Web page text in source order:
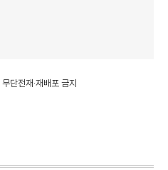
단전재·재배포 금지